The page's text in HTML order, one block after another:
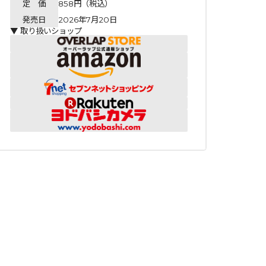
定 価
858円（税込）
発売日
2026年7月20日
▼ 取り扱いショップ